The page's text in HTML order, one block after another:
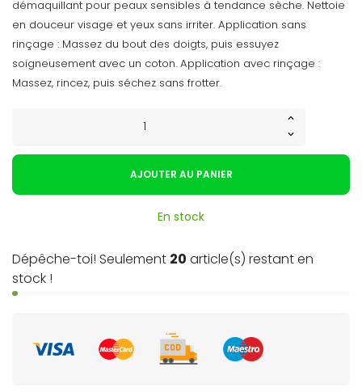
démaquillant pour peaux sensibles à tendance sèche. Nettoie
en douceur visage et yeux sans irriter. Application sans
rinçage : Massez du bout des doigts, puis essuyez
soigneusement avec un coton. Application avec rinçage :
Massez, rincez, puis séchez sans frotter.
AJOUTER AU PANIER
En stock
Dépêche-toi! Seulement 20 article(s) restant en
stock !